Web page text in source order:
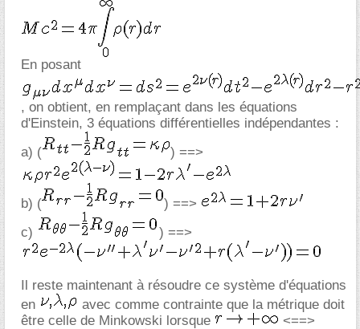
En posant
, on obtient, en remplaçant dans les équations
d'Einstein, 3 équations différentielles indépendantes :
a) (
) ==>
b) (
) ==>
c)
) ==>
Il reste maintenant à résoudre ce système d'équations
en
avec comme contrainte que la métrique doit
être celle de Minkowski lorsque
<==>